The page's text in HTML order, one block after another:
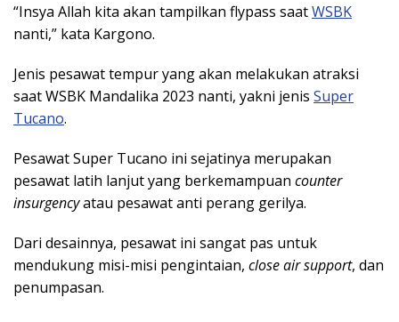
“Insya Allah kita akan tampilkan flypass saatWSBK
nanti,” kata Kargono.
Jenis pesawat tempur yang akan melakukan atraksi
saat WSBK Mandalika 2023 nanti, yakni jenis Super
Tucano.
Pesawat Super Tucano ini sejatinya merupakan
pesawat latih lanjut yang berkemampuan counter
insurgencyatau pesawat anti perang gerilya.
Dari desainnya, pesawat ini sangat pas untuk
mendukung misi-misi pengintaian, close air support, dan
penumpasan.